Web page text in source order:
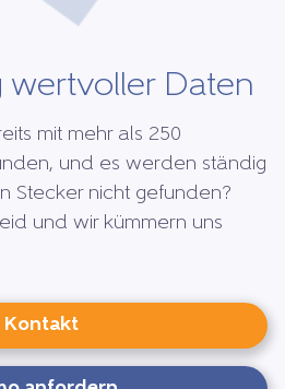
wertvoller Daten
mit mehr als 250
und es werden ständig
Stecker nicht gefunden?
und wir kümmern uns
Kontakt